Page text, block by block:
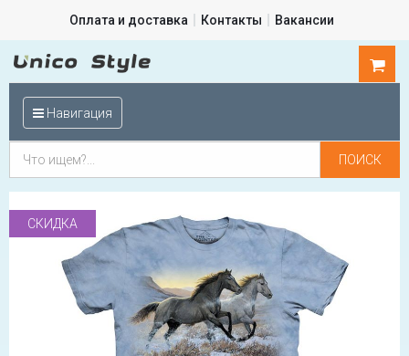
Оплата и доставка Контакты Вакансии
Навигация
СКИДКА